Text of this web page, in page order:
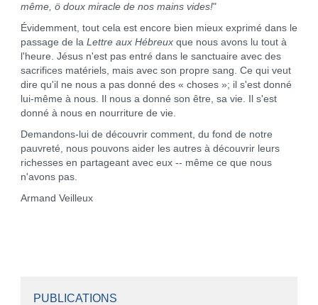
même, ö doux miracle de nos mains vides!"
Évidemment, tout cela est encore bien mieux exprimé dans le
passage de la Lettre aux Hébreuxque nous avons lu tout à
l'heure. Jésus n'est pas entré dans le sanctuaire avec des
sacrifices matériels, mais avec son propre sang. Ce qui veut
dire qu'il ne nous a pas donné des « choses »; il s'est donné
lui-même à nous. Il nous a donné son être, sa vie. Il s'est
donné à nous en nourriture de vie.
Demandons-lui de découvrir comment, du fond de notre
pauvreté, nous pouvons aider les autres à découvrir leurs
richesses en partageant avec eux -- même ce que nous
n'avons pas.
Armand Veilleux
PUBLICATIONS